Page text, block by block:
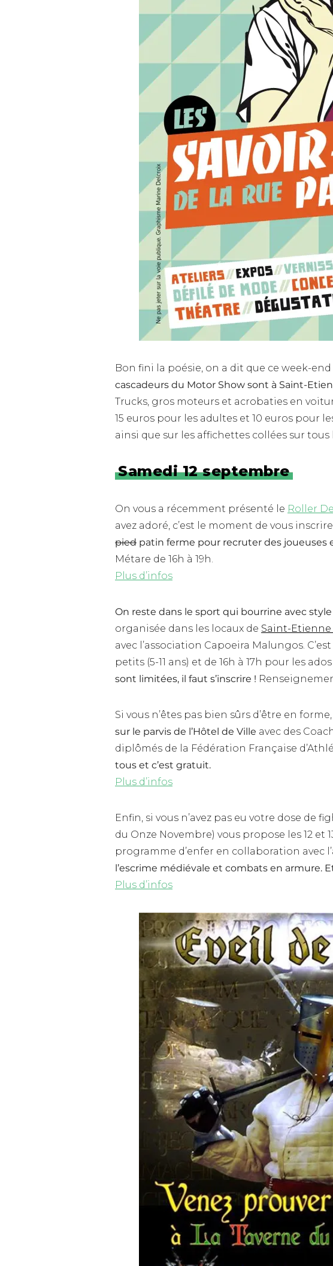
Bon fini la poésie, on a dit que ce week-
cascadeurs du Motor Show sont à Saint-
Trucks, gros moteurs et acrobaties en
15 euros pour les adultes et 10 euros pour
ainsi que sur les affichettes collées sur
Samedi 12 septembre
On vous a récemment présenté le Roller
avez adoré, c’est le moment de vous
pied patin ferme pour recruter des joueuses
Métare de 16h à 19h.
Plus d’infos
On reste dans le sport qui bourrine avec
organisée dans les locaux de Saint-Etienne
avec l’association Capoeira Malungos.
petits (5-11 ans) et de 16h à 17h pour les
sont limitées, il faut s’inscrire !
Si vous n’êtes pas bien sûrs d’être en forme,
sur le parvis de l’Hôtel de Ville avec des
diplômés de la Fédération Française
tous et c’est gratuit.
Plus d’infos
Enfin, si vous n’avez pas eu votre dose de
du Onze Novembre) vous propose les 12 et
programme d’enfer en collaboration avec
l’escrime médiévale et combats en armure.
Plus d’infos